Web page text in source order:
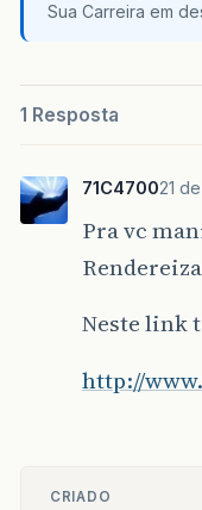
Sua Carreira em
1 Resposta
71C470021
Pra vc
Neste link
http://
CRIADO